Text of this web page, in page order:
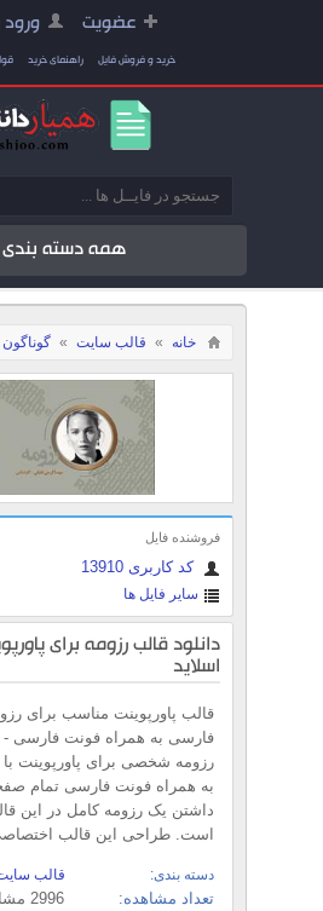
عضویت ورود
خرید و فروش فایل راهنمای خرید
همه دسته بندی
خانه » قالب سایت » گوناگون
فروشنده فایل
کد کاربری 13910
سایر فایل ها
اسلاید
قالب پاورپوینت مناسب برای
فارسی به همراه فونت فارسی -
رزومه شخصی برای پاورپوینت با
به همراه فونت فارسی تمام
داشتن یک رزومه کامل در این
است. طراحی این قالب
دسته بندی: قالب
تعداد مشاهده: